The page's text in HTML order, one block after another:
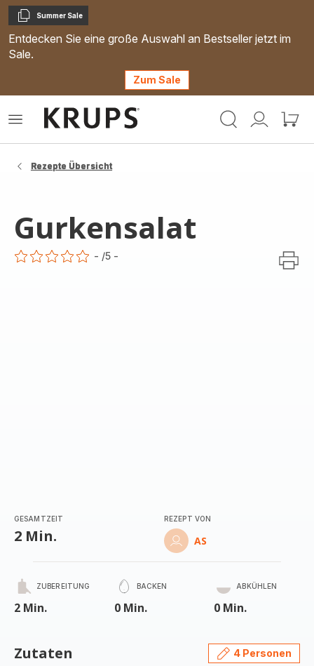
Kopieren
Summer Sale
Entdecken Sie eine große Auswahl an Bestseller jetzt im
Sale.
Zum Sale
Mein
Mein
Das
Rezepte Übersicht
Gurkensalat
- /5 -
GESAMTZEIT
2 Min.
REZEPT VON
AS
ZUBEREITUNG
2 Min.
BACKEN
0 Min.
ABKÜHLEN
0 Min.
Zutaten 4 Personen